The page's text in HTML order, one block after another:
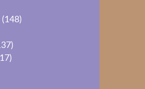
(148)